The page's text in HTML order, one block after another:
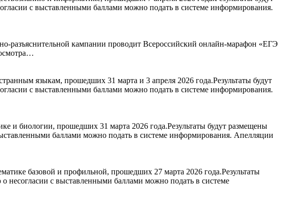
с выставленными баллами можно подать в системе информирования.
разъяснительной кампании проводит Всероссийский онлайн-марафон «ЕГЭ
языкам, прошедших 31 марта и 3 апреля 2026 года.Результаты будут
с выставленными баллами можно подать в системе информирования.
и биологии, прошедших 31 марта 2026 года.Результаты будут размещены
баллами можно подать в системе информирования. Апелляции
базовой и профильной, прошедших 27 марта 2026 года.Результаты
несогласии с выставленными баллами можно подать в системе